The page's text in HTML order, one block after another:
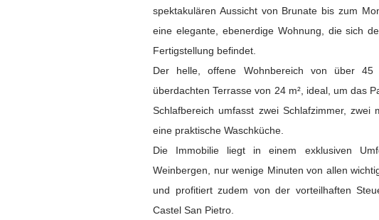
spektakulären Aussicht von Brunate bis zum
eine elegante, ebenerdige Wohnung, die sich
Fertigstellung befindet.
Der helle, offene Wohnbereich von über
überdachten Terrasse von 24 m², ideal, um das
Schlafbereich umfasst zwei Schlafzimmer, zwei
eine praktische Waschküche.
Die Immobilie liegt in einem exklusiven
Weinbergen, nur wenige Minuten von allen
und profitiert zudem von der vorteilhaften
Castel San Pietro.